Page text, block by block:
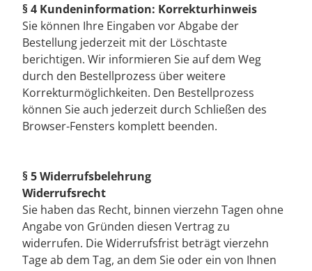
§ 4 Kundeninformation: Korrekturhinweis
Sie können Ihre Eingaben vor Abgabe der
Bestellung jederzeit mit der Löschtaste
berichtigen. Wir informieren Sie auf dem Weg
durch den Bestellprozess über weitere
Korrekturmöglichkeiten. Den Bestellprozess
können Sie auch jederzeit durch Schließen des
Browser-Fensters komplett beenden.
§ 5 Widerrufsbelehrung
Widerrufsrecht
Sie haben das Recht, binnen vierzehn Tagen ohne
Angabe von Gründen diesen Vertrag zu
widerrufen. Die Widerrufsfrist beträgt vierzehn
Tage ab dem Tag, an dem Sie oder ein von Ihnen